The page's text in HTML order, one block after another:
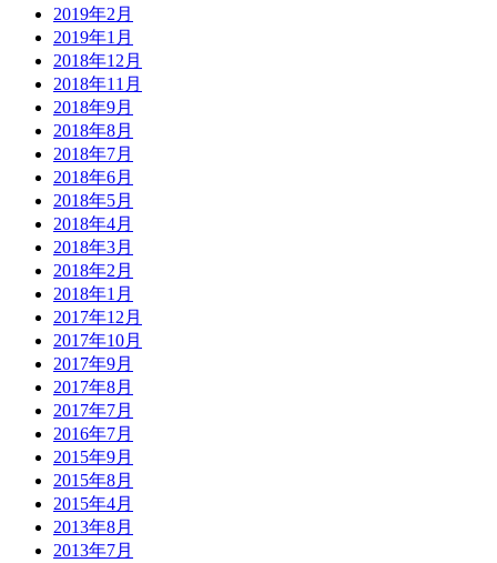
2019年2月
2019年1月
2018年12月
2018年11月
2018年9月
2018年8月
2018年7月
2018年6月
2018年5月
2018年4月
2018年3月
2018年2月
2018年1月
2017年12月
2017年10月
2017年9月
2017年8月
2017年7月
2016年7月
2015年9月
2015年8月
2015年4月
2013年8月
2013年7月